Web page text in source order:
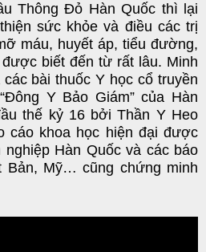
Thông Đỏ Hàn Quốc thì lại
sức khỏe và điều các trị
máu, huyết áp, tiểu đường,
biết đến từ rất lâu. Minh
bài thuốc Y học cổ truyền
Y Bảo Giám” của Hàn
thế kỷ 16 bởi Thần Y Heo
cáo khoa học hiện đại được
Hàn Quốc và các báo
Bản, Mỹ… cũng chứng minh